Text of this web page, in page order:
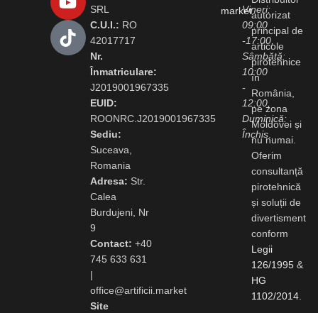
SRL
C.U.I.: RO
42017717
Nr.
Înmatriculare:
J2019001967335
EUID:
ROONRC.J2019001967335
Sediu:
Suceava,
Romania
Adresa: Str.
Calea
Burdujeni, Nr
9
Contact: +40
745 633 631
|
office@artificii.market
Site
Vineri:
09:00
-17:00,
Sâmbătă:
10:00
-
12:00,
Duminică:
Închis
autorizat
principal de
articole
pirotehnice
în
România,
pe zona
Moldovei și
nu numai.
Oferim
consultanță
pirotehnică
și soluții de
divertisment
conform
Legii
126/1995 &
HG
1102/2014